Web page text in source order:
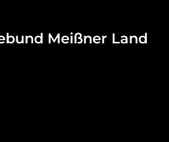
Meißner Land